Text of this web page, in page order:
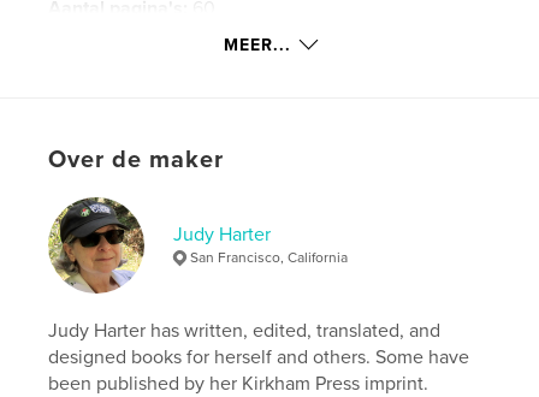
Aantal pagina's:
poetry
cats , animals
MEER...
Over de maker
Judy Harter
San Francisco, California
Judy Harter has written, edited, translated, and
designed books for herself and others. Some have
been published by her Kirkham Press imprint.